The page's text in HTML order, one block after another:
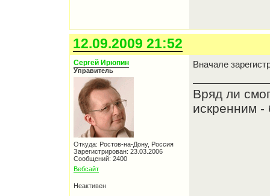
12.09.2009 21:52
Сергей Ирюпин
Управитель
Откуда: Ростов-на-Дону, Россия
Зарегистрирован: 23.03.2006
Сообщений: 2400
Вебсайт
Вначале
Вряд ли
искренним -
Неактивен